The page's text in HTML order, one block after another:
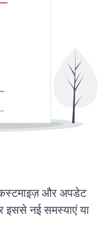
और अपडेट
नई समस्याएं या